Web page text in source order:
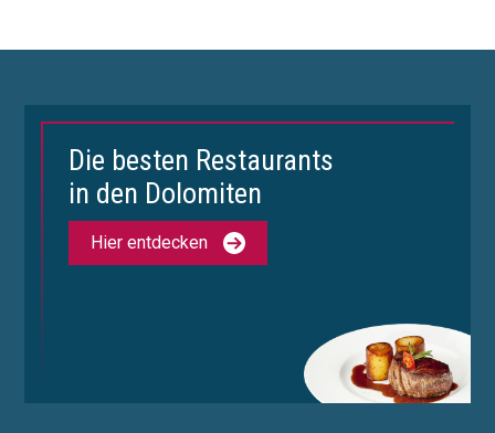
Die besten Restaurants
in den Dolomiten
Hier entdecken